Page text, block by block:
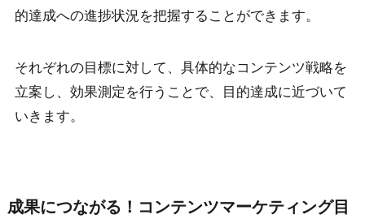
的達成への進捗状況を把握することができます。
それぞれの目標に対して、具体的なコンテンツ戦略を
立案し、効果測定を行うことで、目的達成に近づいて
いきます。
成果につながる！コンテンツマーケティング目